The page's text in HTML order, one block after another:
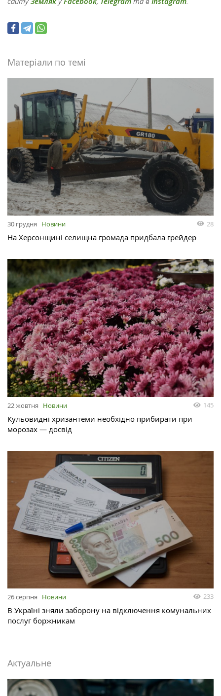
Матеріали по темі
30 грудня Новини 28
На Херсонщині селищна громада придбала грейдер
22 жовтня Новини 145
Кульовидні хризантеми необхідно прибирати при
морозах — досвід
26 серпня Новини 233
В Україні зняли заборону на відключення комунальних
послуг боржникам
Актуальне